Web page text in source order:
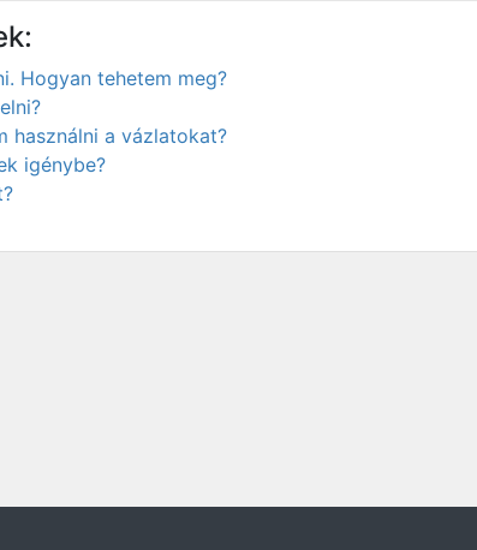
Hogyan tehetem meg?
használni a vázlatokat?
igénybe?